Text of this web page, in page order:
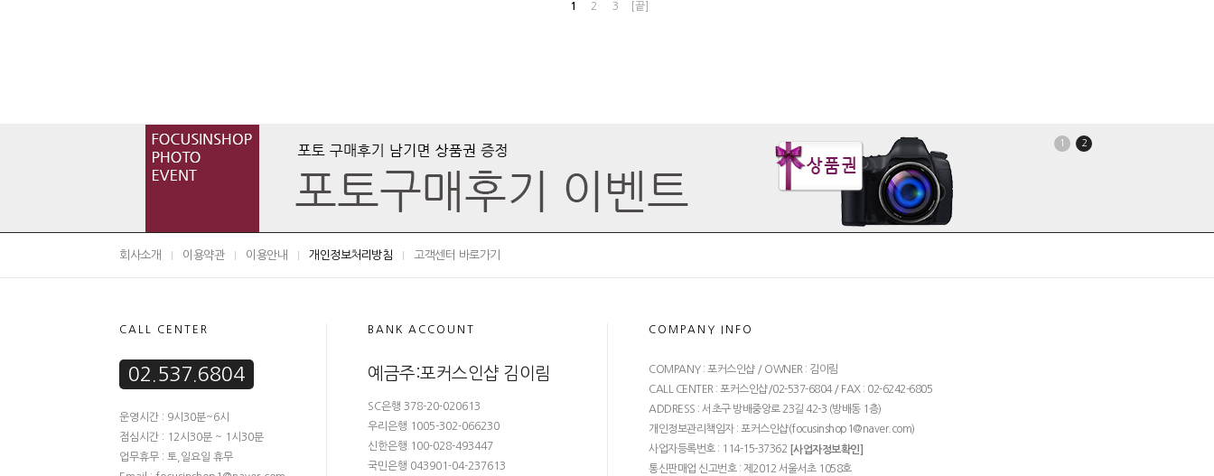
1 2 3 [끝]
1 2
회사소개 이용약관 이용안내 개인정보처리방침 고객센터 바로가기
CALL CENTER
02.537.6804
운영시간 : 9시30분~6시
점심시간 : 12시30분 ~ 1시30분
업무휴무 : 토,일요일 휴무
BANK ACCOUNT
예금주:포커스인샵 김이림
SC은행 378-20-020613
우리은행 1005-302-066230
신한은행 100-028-493447
국민은행 043901-04-237613
COMPANY INFO
COMPANY : 포커스인샵 / OWNER : 김이림
CALL CENTER : 포커스인샵/02-537-6804 / FAX : 02-6242-6805
ADDRESS : 서초구 방배중앙로 23길 42-3 (방배동 1층)
개인정보관리책임자 : 포커스인샵(focusinshop1@naver.com)
사업자등록번호 : 114-15-37362 [사업자정보확인]
통신판매업 신고번호 : 제2012 서울서초 1058호